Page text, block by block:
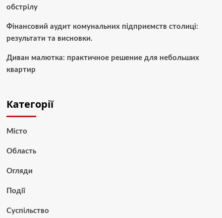
обстрілу
Фінансовий аудит комунальних підприємств столиці:
результати та висновки.
Диван малютка: практичное решение для небольших
квартир
Категорії
Місто
Область
Огляди
Події
Суспільство